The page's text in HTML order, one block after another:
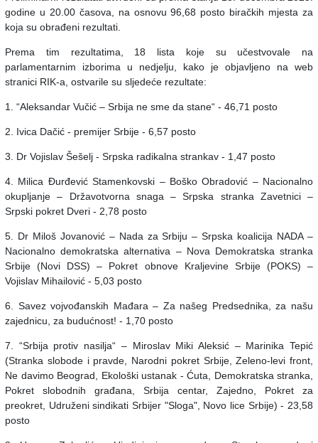
godine u 20.00 časova, na osnovu 96,68 posto biračkih mjesta za
koja su obrađeni rezultati.
Prema tim rezultatima, 18 lista koje su učestvovale na
parlamentarnim izborima u nedjelju, kako je objavljeno na web
stranici RIK-a, ostvarile su sljedeće rezultate:
1. “Aleksandar Vučić – Srbija ne sme da stane“ - 46,71 posto
2. Ivica Dačić - premijer Srbije - 6,57 posto
3. Dr Vojislav Šešelj - Srpska radikalna strankav - 1,47 posto
4. Milica Đurđević Stamenkovski – Boško Obradović – Nacionalno
okupljanje – Državotvorna snaga – Srpska stranka Zavetnici –
Srpski pokret Dveri - 2,78 posto
5. Dr Miloš Jovanović – Nada za Srbiju – Srpska koalicija NADA –
Nacionalno demokratska alternativa – Nova Demokratska stranka
Srbije (Novi DSS) – Pokret obnove Kraljevine Srbije (POKS) –
Vojislav Mihailović - 5,03 posto
6. Savez vojvođanskih Mađara – Za našeg Predsednika, za našu
zajednicu, za budućnost! - 1,70 posto
7. “Srbija protiv nasilja“ – Miroslav Miki Aleksić – Marinika Tepić
(Stranka slobode i pravde, Narodni pokret Srbije, Zeleno-levi front,
Ne davimo Beograd, Ekološki ustanak - Ćuta, Demokratska stranka,
Pokret slobodnih građana, Srbija centar, Zajedno, Pokret za
preokret, Udruženi sindikati Srbijer "Sloga", Novo lice Srbije) - 23,58
posto